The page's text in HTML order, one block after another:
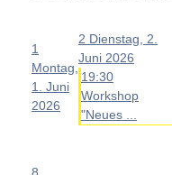
1
Montag,
1. Juni
2026
2 Dienstag, 2.
Juni 2026
19:30
Workshop
"Neues ...
8